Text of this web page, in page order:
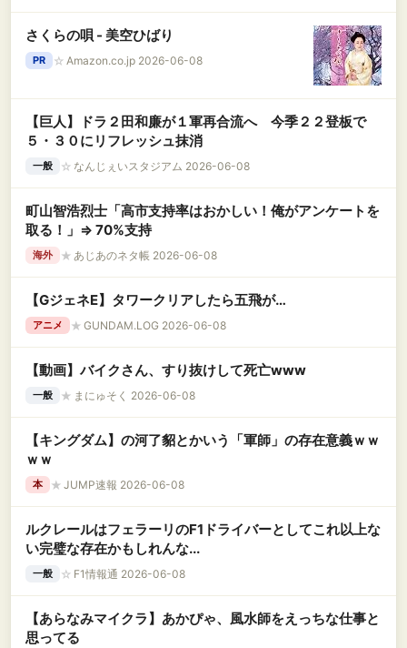
さくらの唄 - 美空ひばり
PR ☆ Amazon.co.jp 2026-06-08
【巨人】ドラ２田和廉が１軍再合流へ 今季２２登板で
５・３０にリフレッシュ抹消
一般 ☆ なんじぇいスタジアム 2026-06-08
町山智浩烈士「高市支持率はおかしい！俺がアンケートを
取る！」⇒ 70%支持
海外 ★ あじあのネタ帳 2026-06-08
【GジェネE】タワークリアしたら五飛が…
アニメ ★ GUNDAM.LOG 2026-06-08
【動画】バイクさん、すり抜けして死亡www
一般 ★ まにゅそく 2026-06-08
【キングダム】の河了貂とかいう「軍師」の存在意義ｗｗ
ｗｗ
本 ★ JUMP速報 2026-06-08
ルクレールはフェラーリのF1ドライバーとしてこれ以上な
い完璧な存在かもしれんな...
一般 ☆ F1情報通 2026-06-08
【あらなみマイクラ】あかぴゃ、風水師をえっちな仕事と
思ってる